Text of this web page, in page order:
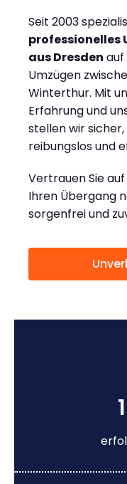
Seit 2003
professionelles
aus Dresden auf
Umzügen
Winterthur. Mit
Erfahrung und
stellen wir
reibungslos und
Vertrauen Sie auf
Ihren Übergang
sorgenfrei und